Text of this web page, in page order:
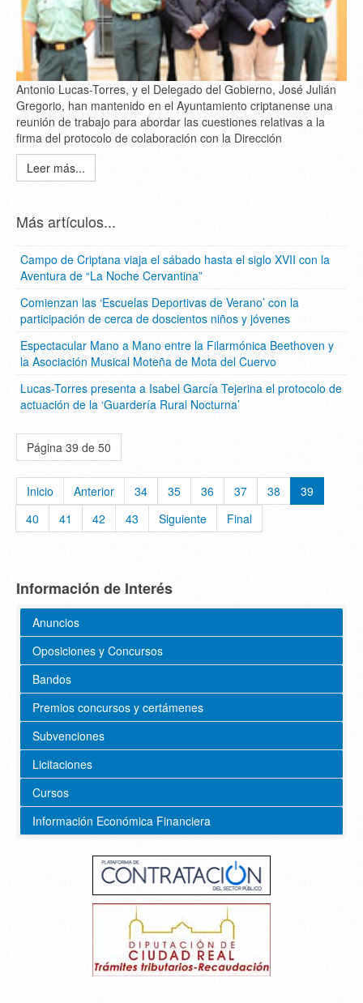
Antonio Lucas-Torres, y el Delegado del Gobierno, José Julián
Gregorio, han mantenido en el Ayuntamiento criptanense una
reunión de trabajo para abordar las cuestiones relativas a la
firma del protocolo de colaboración con la Dirección
Leer más...
Más artículos...
Campo de Criptana viaja el sábado hasta el siglo XVII con la
Aventura de “La Noche Cervantina”
Comienzan las ‘Escuelas Deportivas de Verano’ con la
participación de cerca de doscientos niños y jóvenes
Espectacular Mano a Mano entre la Filarmónica Beethoven y
la Asociación Musical Moteña de Mota del Cuervo
Lucas-Torres presenta a Isabel García Tejerina el protocolo de
actuación de la ‘Guardería Rural Nocturna’
Página 39 de 50
Inicio Anterior 34 35 36 37 38
39
40
41 42 43 Siguiente Final
Información de Interés
Anuncios
Oposiciones y Concursos
Bandos
Premios concursos y certámenes
Subvenciones
Licitaciones
Cursos
Información Económica Financiera